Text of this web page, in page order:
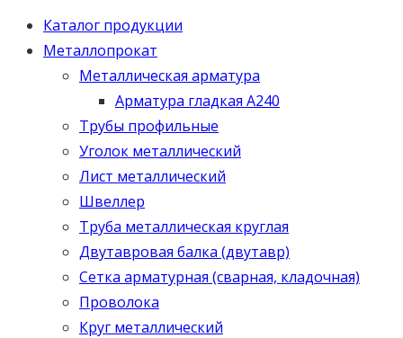
Каталог продукции
Металлопрокат
Металлическая арматура
Арматура гладкая А240
Трубы профильные
Уголок металлический
Лист металлический
Швеллер
Труба металлическая круглая
Двутавровая балка (двутавр)
Сетка арматурная (сварная, кладочная)
Проволока
Круг металлический